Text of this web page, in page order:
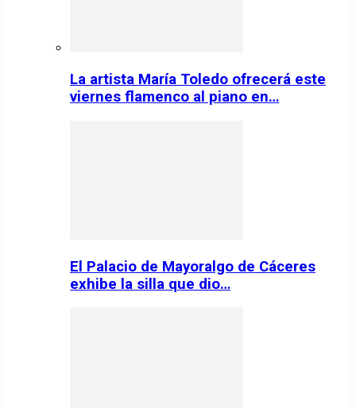
La artista María Toledo ofrecerá este
viernes flamenco al piano en…
El Palacio de Mayoralgo de Cáceres
exhibe la silla que dio…